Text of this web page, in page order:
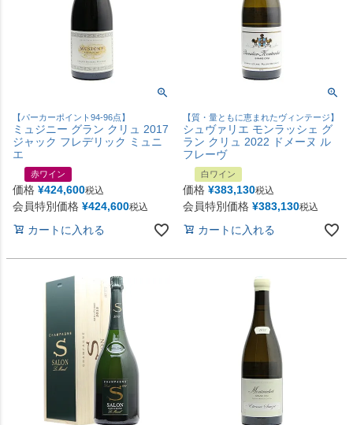
【パーカーポイント94-96点】
ミュジニー グラン クリュ 2017
ジャック フレデリック ミュニ
エ
赤ワイン
価格 ¥424,600税込
会員特別価格 ¥424,600税込
カートに入れる
【質・量ともに恵まれたヴィンテージ】
シュヴァリエ モンラッシェ グ
ラン クリュ 2022 ドメーヌ ル
フレーヴ
白ワイン
価格 ¥383,130税込
会員特別価格 ¥383,130税込
カートに入れる